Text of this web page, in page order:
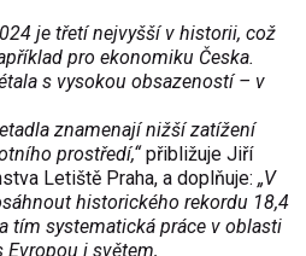
je třetí nejvyšší v historii, což
pro ekonomiku Česka.
s vysokou obsazeností – v
znamenají nižší zatížení
prostředí,“ přibližuje Jiří
Letiště Praha, a doplňuje: „V
historického rekordu 18,4
tím systematická práce v oblasti
i světem,